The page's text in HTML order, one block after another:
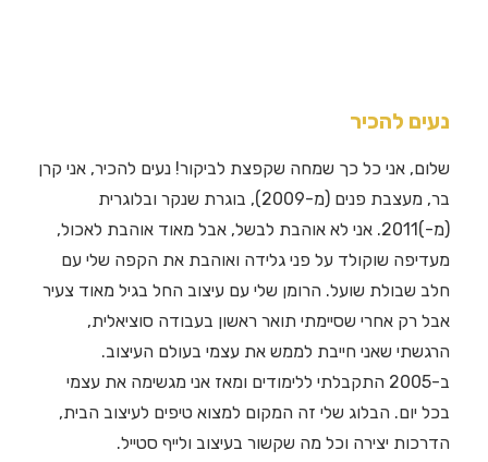
נעים להכיר
שלום, אני כל כך שמחה שקפצת לביקור! נעים להכיר, אני קרן
בר, מעצבת פנים (מ-2009), בוגרת שנקר ובלוגרית
(מ-)2011. אני לא אוהבת לבשל, אבל מאוד אוהבת לאכול,
מעדיפה שוקולד על פני גלידה ואוהבת את הקפה שלי עם
חלב שבולת שועל. הרומן שלי עם עיצוב החל בגיל מאוד צעיר
אבל רק אחרי שסיימתי תואר ראשון בעבודה סוציאלית,
הרגשתי שאני חייבת לממש את עצמי בעולם העיצוב.
ב-2005 התקבלתי ללימודים ומאז אני מגשימה את עצמי
בכל יום. הבלוג שלי זה המקום למצוא טיפים לעיצוב הבית,
הדרכות יצירה וכל מה שקשור בעיצוב ולייף סטייל.